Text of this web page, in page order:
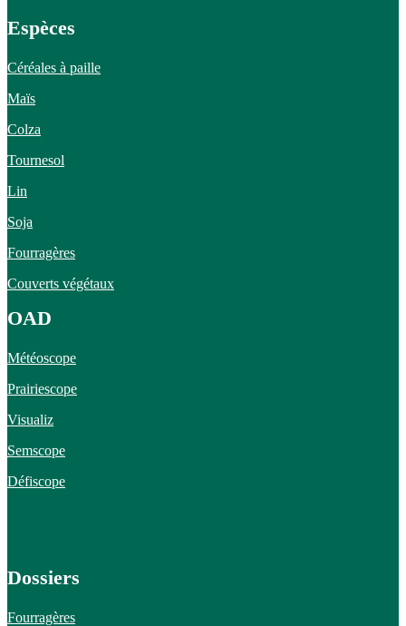
Espèces
Céréales à paille
Maïs
Colza
Tournesol
Lin
Soja
Fourragères
Couverts végétaux
OAD
Météoscope
Prairiescope
Visualiz
Semscope
Défiscope
Dossiers
Fourragères